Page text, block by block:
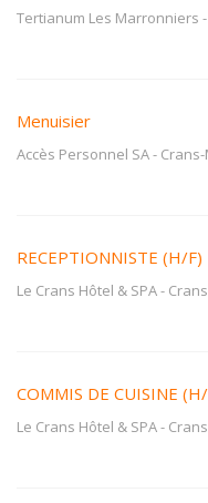
Tertianum Les Marronniers -
Menuisier
Accès Personnel SA-
RECEPTIONNISTE (H/F)
Le Crans Hôtel & SPA-
COMMIS DE CUISINE
Le Crans Hôtel & SPA-